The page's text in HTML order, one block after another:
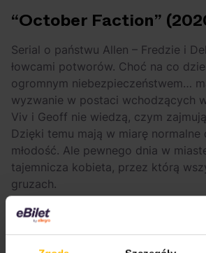
“October Faction”
Serial o państwu Allen – Fredzie i
łowcami potworów. Choć na co
ogromnym niebezpieczeństwem…
wyzwanie w postaci wchodzących
Viv i Geoff nie wiedzą, czym
Dzięki temu mają w miarę normalne
młodość. Ale pewnego dnia w
tajemnicza kobieta, przez którą
gruzach.